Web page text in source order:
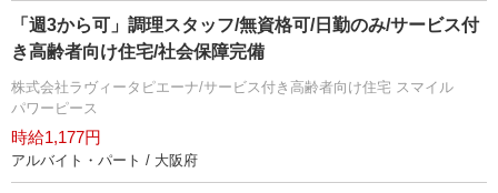
「週3から可」調理スタッフ/無資格可/日勤のみ/サービス付
き高齢者向け住宅/社会保障完備
株式会社ラヴィータピエーナ/サービス付き高齢者向け住宅 スマイル
パワーピース
時給1,177円
アルバイト・パート / 大阪府